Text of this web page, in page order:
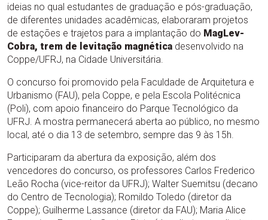
ideias no qual estudantes de graduação e pós-graduação,
de diferentes unidades acadêmicas, elaboraram projetos
de estações e trajetos para a implantação do MagLev-
Cobra, trem de levitação magnética desenvolvido na
Coppe/UFRJ, na Cidade Universitária.
O concurso foi promovido pela Faculdade de Arquitetura e
Urbanismo (FAU), pela Coppe, e pela Escola Politécnica
(Poli), com apoio financeiro do Parque Tecnológico da
UFRJ. A mostra permanecerá aberta ao público, no mesmo
local, até o dia 13 de setembro, sempre das 9 às 15h.
Participaram da abertura da exposição, além dos
vencedores do concurso, os professores Carlos Frederico
Leão Rocha (vice-reitor da UFRJ); Walter Suemitsu (decano
do Centro de Tecnologia); Romildo Toledo (diretor da
Coppe); Guilherme Lassance (diretor da FAU); Maria Alice